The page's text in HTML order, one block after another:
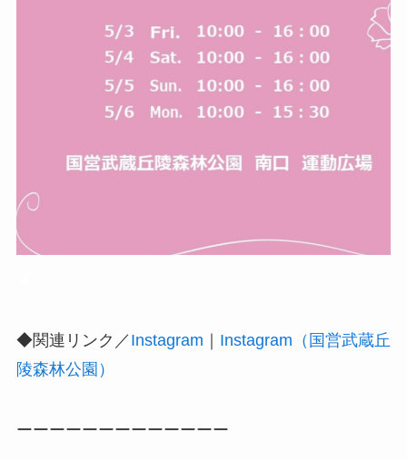
◆関連リンク／ Instagram ｜ Instagram（国営武蔵丘
陵森林公園）
ーーーーーーーーーーーーー